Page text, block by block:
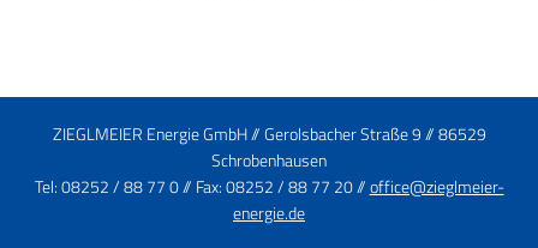
ZIEGLMEIER Energie GmbH // Gerolsbacher Straße 9 // 86529
Schrobenhausen
Tel: 08252 / 88 77 0 // Fax: 08252 / 88 77 20 //office@zieglmeier-
energie.de